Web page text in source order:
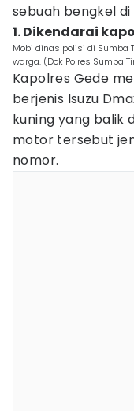
sebuah bengkel
1. Dikendarai
Mobi dinas polisi di Sumba
warga. (Dok Polres Sumba
Kapolres Gede
berjenis Isuzu
kuning yang balik
motor tersebut
nomor.